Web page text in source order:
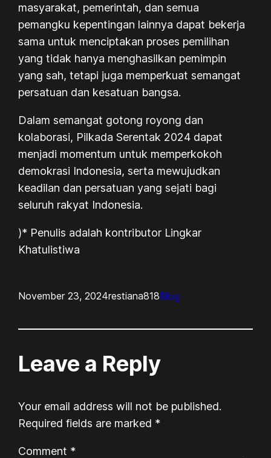
masyarakat, pemerintah, dan semua
pemangku kepentingan lainnya dapat bekerja
sama untuk menciptakan proses pemilihan
yang tidak hanya menghasilkan pemimpin
yang sah, tetapi juga memperkuat semangat
persatuan dan kesatuan bangsa.
Dalam semangat gotong royong dan
kolaborasi, Pilkada Serentak 2024 dapat
menjadi momentum untuk memperkokoh
demokrasi Indonesia, serta mewujudkan
keadilan dan persatuan yang sejati bagi
seluruh rakyat Indonesia.
)* Penulis adalah kontributor Lingkar
Khatulistiwa
November 23, 2024restiana818Blog
Leave a Reply
Your email address will not be published.
Required fields are marked *
Comment *